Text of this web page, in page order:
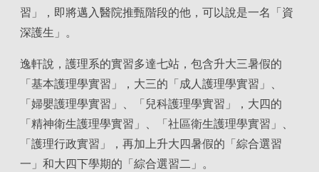
習」，即將邁入醫院推甄階段的他，可以說是一名「資
深護生」。
逸軒說，護理系的實習多達七站，包含升大三暑假的
「基本護理學實習」，大三的「成人護理學實習」、
「婦嬰護理學實習」、「兒科護理學實習」，大四的
「精神衛生護理學實習」、「社區衛生護理學實習」、
「護理行政實習」，再加上升大四暑假的「綜合選習
一」和大四下學期的「綜合選習二」。